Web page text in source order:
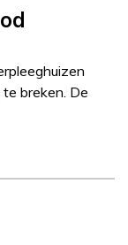
breken. De